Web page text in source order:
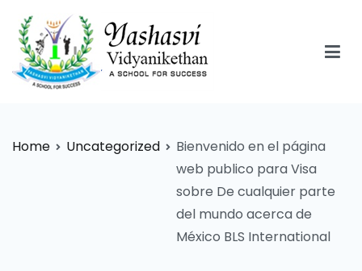
content
Home Uncategorized
Bienvenido en el página
web publico para Visa
sobre De cualquier parte
del mundo acerca de
México BLS International